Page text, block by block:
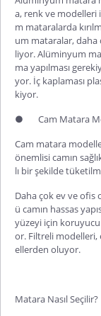
a, renk ve modelleri
m mataralarda
um mataralar, daha
liyor. Alüminyum
ma yapılması
yor. İç kaplaması
kiyor.
●
Cam Matara
Cam matara
önemlisi camın
lı bir şekilde
Daha çok ev ve ofis
ü camın hassas
yüzeyi için koruyucu
or. Filtreli modelleri,
ellerden oluyor.
Matara Nasıl Seçilir?